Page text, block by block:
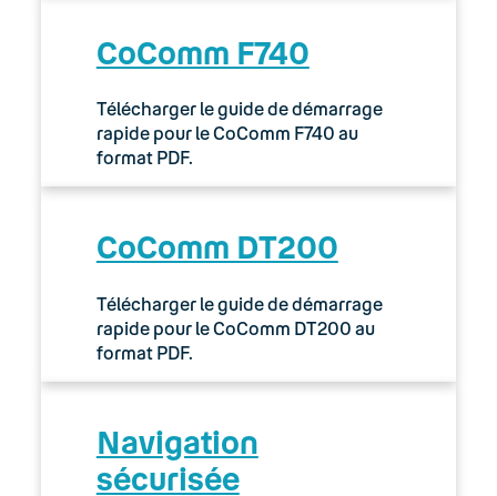
CoComm F740
Télécharger le guide de démarrage
rapide pour le CoComm F740 au
format PDF.
CoComm DT200
Télécharger le guide de démarrage
rapide pour le CoComm DT200 au
format PDF.
Navigation
sécurisée